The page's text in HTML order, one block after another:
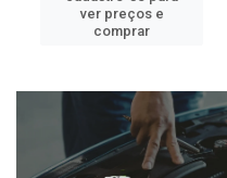
ver preços e
comprar